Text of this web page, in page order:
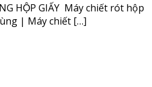
HỘP GIẤY Máy chiết rót hộp
| Máy chiết […]